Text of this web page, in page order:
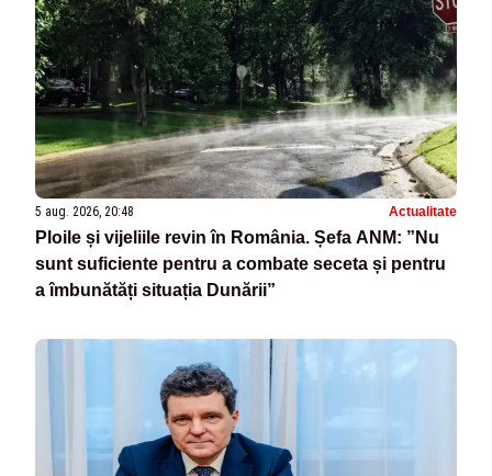
5 aug. 2026, 20:48 Actualitate
Ploile și vijeliile revin în România. Șefa ANM: ”Nu
sunt suficiente pentru a combate seceta și pentru
a îmbunătăți situația Dunării”